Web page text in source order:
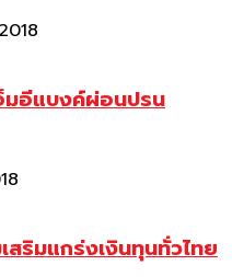
มอีแบงค์ผ่อนปรน
ริมแกร่งเงินทุนทั่วไทย